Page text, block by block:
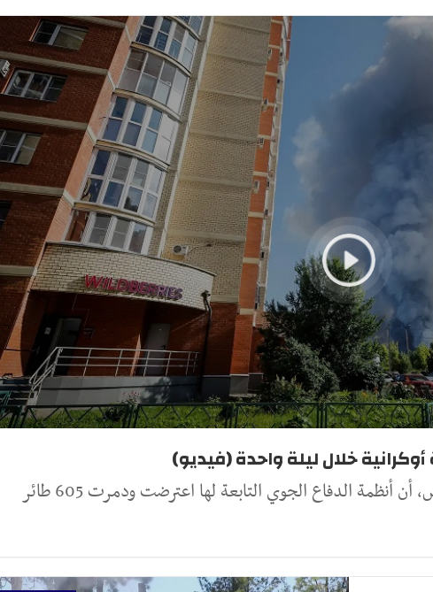
أنظمة الدفاع الجوي التابعة لها اعترضت ودمرت 605 طائر